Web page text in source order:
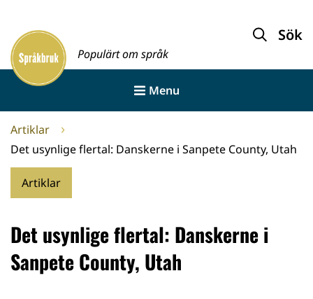
innehållet
Framsida
Populärt om språk
Sök
Menu
Artiklar
Det usynlige flertal: Danskerne i Sanpete County, Utah
Artiklar
Det usynlige flertal: Danskerne i
Sanpete County, Utah